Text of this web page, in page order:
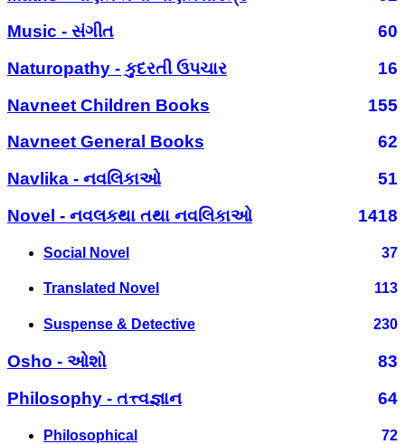
Music - સંગીત
60
Naturopathy - કુદરતી ઉપચાર
16
Navneet Children Books
155
Navneet General Books
62
Navlika - નવલિકાઓ
51
Novel - નવલકથા તથા નવલિકાઓ
1418
Social Novel 37
Translated Novel 113
Suspense & Detective 230
Osho - ઓશો
83
Philosophy - તત્ત્વજ્ઞાન
64
Philosophical 72